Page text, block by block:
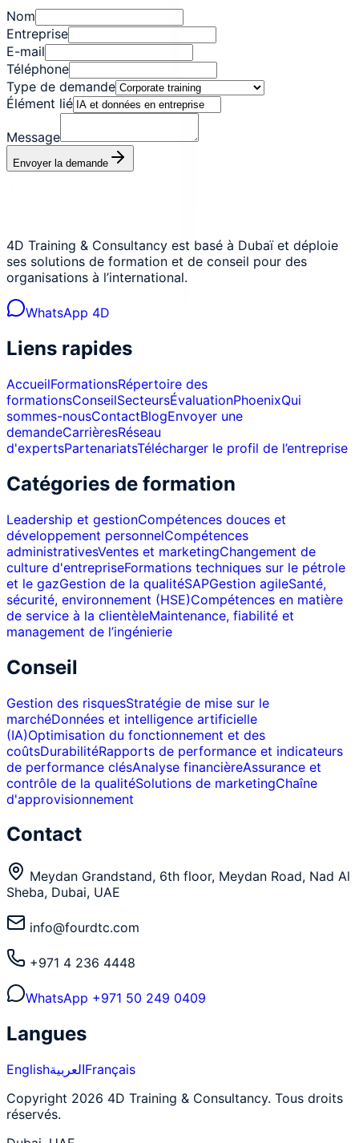
Nom
Entreprise
E-mail
Téléphone
Type de demande
Élément lié
Message
Envoyer la demande
4D Training & Consultancy est basé à Dubaï et déploie
ses solutions de formation et de conseil pour des
organisations à l’international.
WhatsApp 4D
Liens rapides
AccueilFormationsRépertoire des
formationsConseilSecteursÉvaluationPhoenixQui
sommes-nousContactBlogEnvoyer une
demandeCarrièresRéseau
d'expertsPartenariatsTélécharger le profil de l’entreprise
Catégories de formation
Leadership et gestionCompétences douces et
développement personnelCompétences
administrativesVentes et marketingChangement de
culture d'entrepriseFormations techniques sur le pétrole
et le gazGestion de la qualitéSAPGestion agileSanté,
sécurité, environnement (HSE)Compétences en matière
de service à la clientèleMaintenance, fiabilité et
management de l’ingénierie
Conseil
Gestion des risquesStratégie de mise sur le
marchéDonnées et intelligence artificielle
(IA)Optimisation du fonctionnement et des
coûtsDurabilitéRapports de performance et indicateurs
de performance clésAnalyse financièreAssurance et
contrôle de la qualitéSolutions de marketingChaîne
d'approvisionnement
Contact
Meydan Grandstand, 6th floor, Meydan Road, Nad Al
Sheba, Dubai, UAE
info@fourdtc.com
+971 4 236 4448
WhatsApp +971 50 249 0409
Langues
EnglishالعربيةFrançais
Copyright 2026 4D Training & Consultancy. Tous droits
réservés.